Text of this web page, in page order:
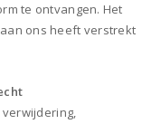
te ontvangen. Het
ons heeft verstrekt